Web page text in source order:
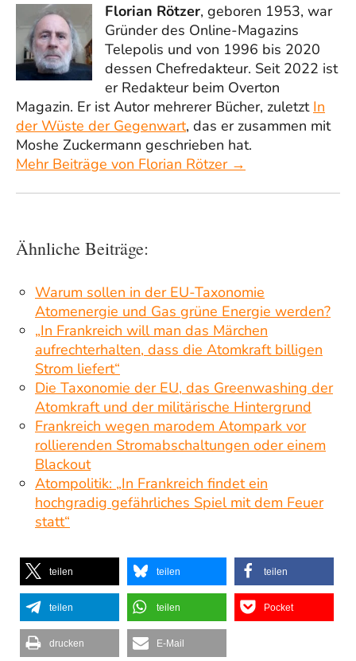
Florian Rötzer, geboren 1953, war
Gründer des Online-Magazins
Telepolis und von 1996 bis 2020
dessen Chefredakteur. Seit 2022 ist
er Redakteur beim Overton
Magazin. Er ist Autor mehrerer Bücher, zuletzt In
der Wüste der Gegenwart, das er zusammen mit
Moshe Zuckermann geschrieben hat.
Mehr Beiträge von Florian Rötzer →
Ähnliche Beiträge:
Warum sollen in der EU-Taxonomie
Atomenergie und Gas grüne Energie werden?
„In Frankreich will man das Märchen
aufrechterhalten, dass die Atomkraft billigen
Strom liefert“
Die Taxonomie der EU, das Greenwashing der
Atomkraft und der militärische Hintergrund
Frankreich wegen marodem Atompark vor
rollierenden Stromabschaltungen oder einem
Blackout
Atompolitik: „In Frankreich findet ein
hochgradig gefährliches Spiel mit dem Feuer
statt“
teilen teilen teilen
teilen teilen Pocket
drucken E-Mail